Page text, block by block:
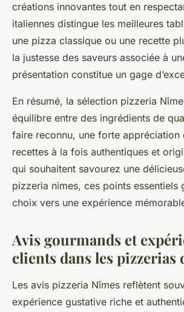
créations innovantes tout en
italiennes distingue les meilleures
une pizza classique ou une recette
la justesse des saveurs associée à
présentation constitue un gage
En résumé, la sélection pizzeria
équilibre entre des ingrédients de
faire reconnu, une forte appréciation
recettes à la fois authentiques et
qui souhaitent savourez une
pizzeria nimes, ces points essentiels
choix vers une expérience
Avis gourmands et
clients dans les pizzerias
Les avis pizzeria Nîmes reflètent
expérience gustative riche et